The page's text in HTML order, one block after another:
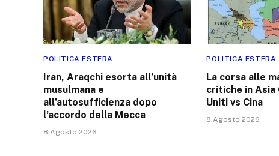
POLITICA ESTERA
Iran, Araqchi esorta all’unità
musulmana e
all’autosufficienza dopo
l’accordo della Mecca
8 Agosto 2026
POLITICA ESTERA
La corsa alle
critiche in
Uniti vs Cina
8 Agosto 2026